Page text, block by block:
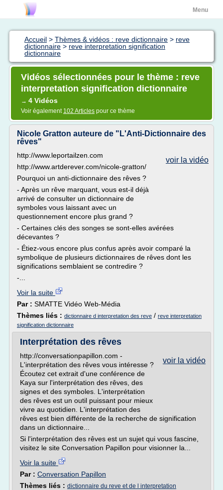
Menu
Accueil > Thèmes & vidéos : reve dictionnaire > reve
dictionnaire > reve interpretation signification
dictionnaire
Vidéos sélectionnées pour le thème : reve
interpretation signification dictionnaire
→ 4 Vidéos
Voir également 102 Articles pour ce thème
Nicole Gratton auteure de "L'Anti-Dictionnaire des
rêves"
voir la vidéo
http://www.leportailzen.com
http://www.artderever.com/nicole-gratton/
Pourquoi un anti-dictionnaire des rêves ?
- Après un rêve marquant, vous est-il déjà
arrivé de consulter un dictionnaire de
symboles vous laissant avec un
questionnement encore plus grand ?
- Certaines clés des songes se sont-elles avérées
décevantes ?
- Étiez-vous encore plus confus après avoir comparé la
symbolique de plusieurs dictionnaires de rêves dont les
significations semblaient se contredire ?
-...
Voir la suite
Par : SMATTE Vidéo Web-Média
Thèmes liés : dictionnaire d interpretation des reve / reve interpretation
signification dictionnaire
Interprétation des rêves
voir la vidéo
http://conversationpapillon.com -
L'interprétation des rêves vous intéresse ?
Écoutez cet extrait d'une conférence de
Kaya sur l'interprétation des rêves, des
signes et des symboles. L'interprétation
des rêves est un outil puissant pour mieux
vivre au quotidien. L'interprétation des
rêves est bien différente de la recherche de signification
dans un dictionnaire...
Si l'interprétation des rêves est un sujet qui vous fascine,
visitez le site Conversation Papillon pour visionner la...
Voir la suite
Par : Conversation Papillon
Thèmes liés : dictionnaire du reve et de l interpretation